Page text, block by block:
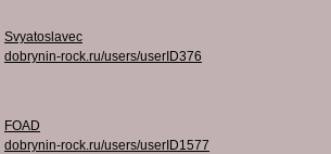
Svyatoslavec
dobrynin-rock.ru/users/userID376
FOAD
dobrynin-rock.ru/users/userID1577